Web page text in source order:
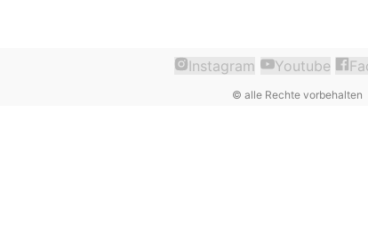
Instagram Youtube
© alle Rechte vorbehalten